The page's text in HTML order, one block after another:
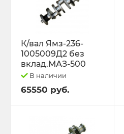
К/вал Ямз-236-
1005009Д2 без
вклад.МАЗ-500
В наличии
65550 руб.